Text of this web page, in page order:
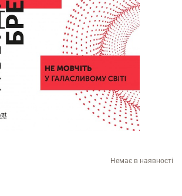
Немає в наявності